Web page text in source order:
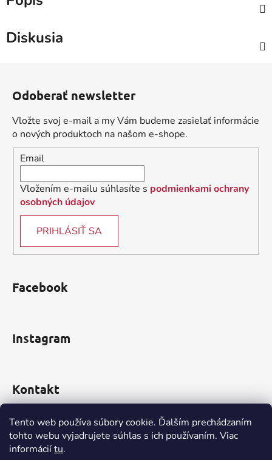
Tento web používa súbory cookie. Ďalším prechádzaním
tohto webu vyjadrujete súhlas s ich používaním. Viac
informáciítu.
Diskusia
Odoberať newsletter
Vložte svoj e-mail a my Vám budeme zasielať informácie
o nových produktoch na našom e-shope.
Email
Vložením e-mailu súhlasíte s podmienkami ochrany
osobných údajov
PRIHLÁSIŤ SA
Facebook
Instagram
Kontakt
obchod@incomp.sk
0910 999 552